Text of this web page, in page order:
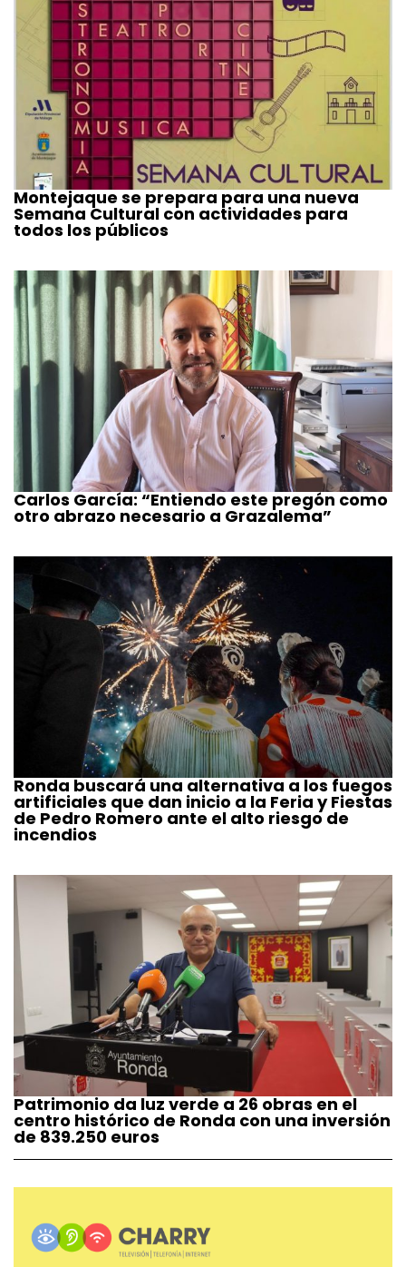
Montejaque se prepara para una nueva
Semana Cultural con actividades para
todos los públicos
Carlos García: “Entiendo este pregón como
otro abrazo necesario a Grazalema”
Ronda buscará una alternativa a los fuegos
artificiales que dan inicio a la Feria y Fiestas
de Pedro Romero ante el alto riesgo de
incendios
Patrimonio da luz verde a 26 obras en el
centro histórico de Ronda con una inversión
de 839.250 euros